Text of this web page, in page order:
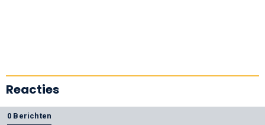
Reacties
0 Berichten